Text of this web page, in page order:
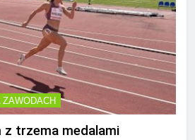
ZAWODACH
z trzema medalami